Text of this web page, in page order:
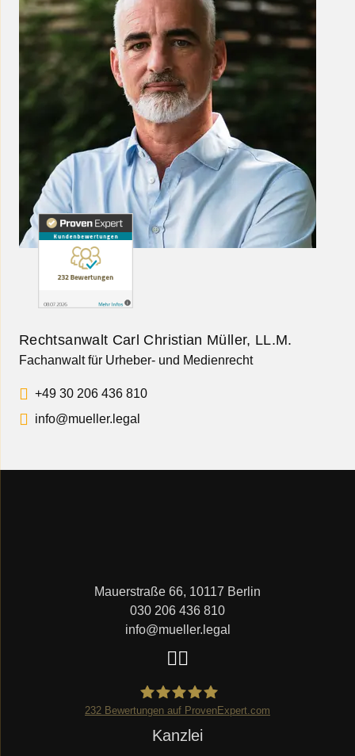
Rechtsanwalt Carl Christian Müller, LL.M.
Fachanwalt für Urheber- und Medienrecht
+49 30 206 436 810
info@mueller.legal
Mauerstraße 66, 10117 Berlin
030 206 436 810
info@mueller.legal
Mueller.legal
232 Bewertungen auf ProvenExpert.com
Kanzlei